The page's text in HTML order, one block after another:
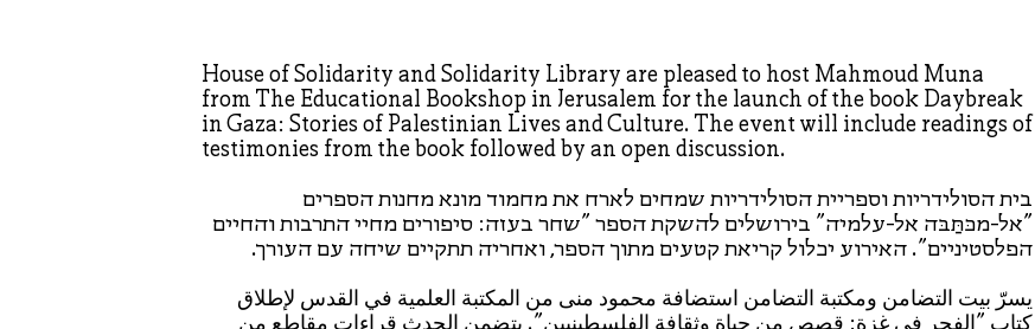
House of Solidarity and Solidarity Library are pleased to host Mahmoud Muna
from The Educational Bookshop in Jerusalem for the launch of the book Daybreak
in Gaza: Stories of Palestinian Lives and Culture. The event will include readings of
testimonies from the book followed by an open discussion.
בית הסולידריות וספריית הסולידריות שמחים לארח את מחמוד מונא מחנות הספרים
"אל-מכּתַּבּה אל-עלמיה" בירושלים להשקת הספר "שחר בעזה: סיפורים מחיי התרבות והחיים
הפלסטיניים". האירוע יכלול קריאת קטעים מתוך הספר, ואחריה תתקיים שיחה עם העורך.
يسرّ بيت التضامن ومكتبة التضامن استضافة محمود منى من المكتبة العلمية في القدس لإطلاق
كتاب "الفجر في غزة: قصص من حياة وثقافة الفلسطينيين". يتضمن الحدث قراءات مقاطع من